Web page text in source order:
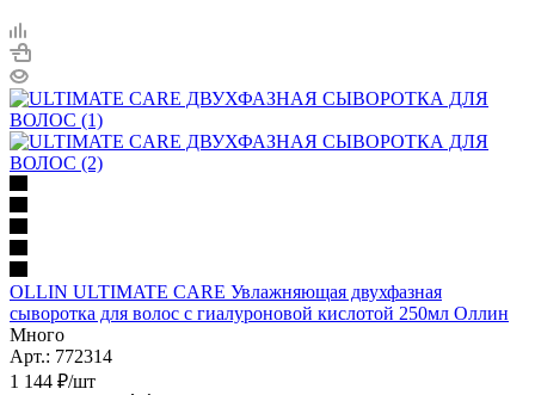
OLLIN ULTIMATE CARE Увлажняющая двухфазная
сыворотка для волос с гиалуроновой кислотой 250мл Оллин
Много
Арт.: 772314
1 144 ₽/шт